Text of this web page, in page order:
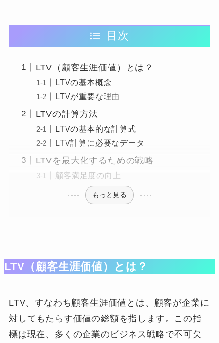
目次
LTV（顧客生涯価値）とは？
LTVの基本概念
LTVが重要な理由
LTVの計算方法
LTVの基本的な計算式
LTV計算に必要なデータ
LTVを最大化するための戦略
顧客満足度の向上
もっと見る
LTV（顧客生涯価値）とは？
LTV、すなわち顧客生涯価値とは、顧客が企業に
対してもたらす価値の総額を指します。この指
標は現在、多くの企業のビジネス戦略で不可欠